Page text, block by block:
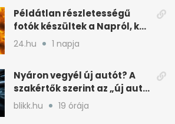
Példátlan részletességű
fotók készültek a Napról, két
rejtély is tisztulhat
24.hu 1 napja
Nyáron vegyél új autót? A
szakértők szerint az „új autó
illat” miatt
blikk.hu 19 órája